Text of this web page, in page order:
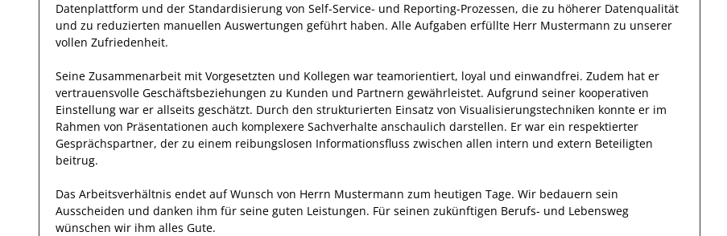
Datenplattform und der Standardisierung von Self-Service- und Reporting-Prozessen, die zu höherer Datenqualität
und zu reduzierten manuellen Auswertungen geführt haben. Alle Aufgaben erfüllte Herr Mustermann zu unserer
vollen Zufriedenheit.
Seine Zusammenarbeit mit Vorgesetzten und Kollegen war teamorientiert, loyal und einwandfrei. Zudem hat er
vertrauensvolle Geschäftsbeziehungen zu Kunden und Partnern gewährleistet. Aufgrund seiner kooperativen
Einstellung war er allseits geschätzt. Durch den strukturierten Einsatz von Visualisierungstechniken konnte er im
Rahmen von Präsentationen auch komplexere Sachverhalte anschaulich darstellen. Er war ein respektierter
Gesprächspartner, der zu einem reibungslosen Informationsfluss zwischen allen intern und extern Beteiligten
beitrug.
Das Arbeitsverhältnis endet auf Wunsch von Herrn Mustermann zum heutigen Tage. Wir bedauern sein
Ausscheiden und danken ihm für seine guten Leistungen. Für seinen zukünftigen Berufs- und Lebensweg
wünschen wir ihm alles Gute.